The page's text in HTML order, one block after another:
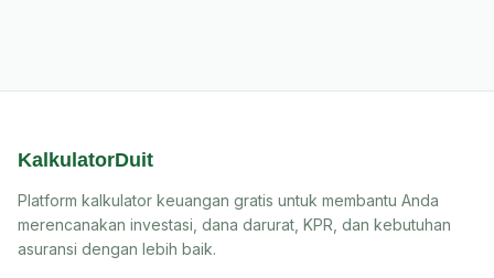
KalkulatorDuit
Platform kalkulator keuangan gratis untuk membantu Anda
merencanakan investasi, dana darurat, KPR, dan kebutuhan
asuransi dengan lebih baik.